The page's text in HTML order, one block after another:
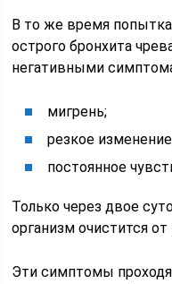
В то же время
острого бронхита
негативными
мигрень;
резкое
постоянное
Только через двое
организм очистится
Эти симптомы